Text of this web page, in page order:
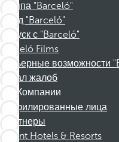
Группа "Barceló"
Фонд "Barceló"
Отпуск с "Barceló"
Barceló Films
Карьерные возможности
Канал жалоб
Компании
Аффилированные лица
Партнеры
Dorint Hotels & Resorts